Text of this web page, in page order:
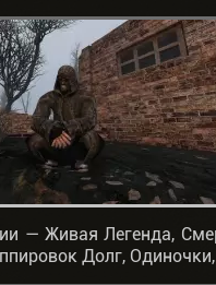
— Живая Легенда,
Долг,